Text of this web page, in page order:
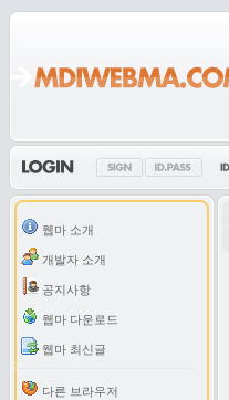
웹마 소개
개발자 소개
공지사항
웹마 다운로드
웹마 최신글
다른 브라우저